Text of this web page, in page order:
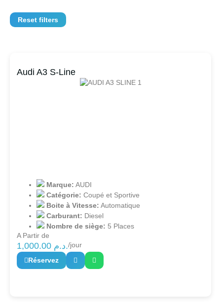
Reset filters
Audi A3 S-Line
Marque: AUDI
Catégorie: Coupé et Sportive
Boite à Vitesse: Automatique
Carburant: Diesel
Nombre de siège: 5 Places
A Partir de
1,000.00 د.م./jour
Réservez